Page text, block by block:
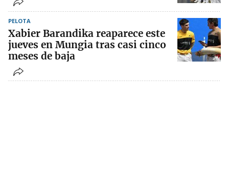
PELOTA
Xabier Barandika reaparece este
jueves en Mungia tras casi cinco
meses de baja